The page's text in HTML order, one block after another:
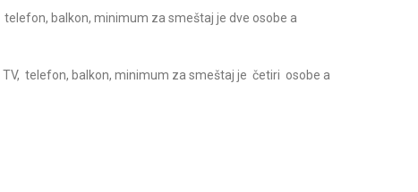
balkon, minimum za smeštaj je dve osobe a
telefon, balkon, minimum za smeštaj je četiri osobe a